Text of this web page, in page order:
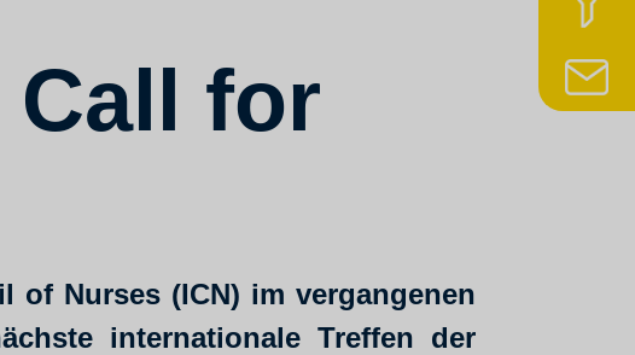
Call for
of Nurses (ICN) im vergangenen
internationale Treffen der